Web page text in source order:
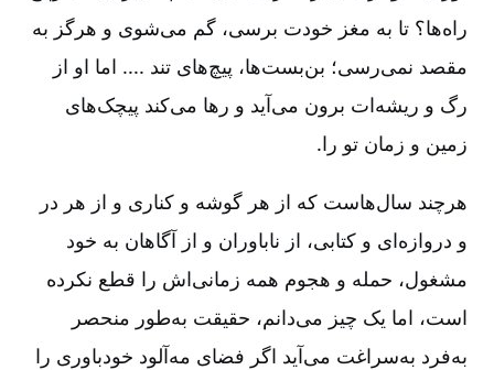
راه‌ها؟ تا به مغز خودت برسی، گم می‌شوی و هرگز به
مقصد نمی‌رسی؛ بن‌بست‌ها، پیچ‌های تند .... اما او از
رگ و ریشه‌ات برون می‌آید و رها می‌کند پیچک‌های
زمین و زمان تو را.
هرچند سال‌هاست که از هر گوشه و کناری و از هر در
و دروازه‌ای و کتابی، از ناباوران و از آگاهان به خود
مشغول، حمله و هجوم همه زمانی‌اش را قطع نکرده
است، اما یک چیز می‌دانم، حقیقت به‌طور منحصر
به‌فرد به‌سراغت می‌آید اگر فضای مه‌آلود خودباوری را